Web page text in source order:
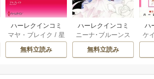
ハーレクインコミ
ックス セット 202
6年 vol.1002 1巻
マヤ・ブレイク / 星
野正美/ヘレン･ブ
ルックス/のわきね
ウェイ/一重夕子
無料立読み
ハーレクインコミ
ックス セット 202
6年 vol.1063 1巻
ニーナ･ブルーンス
/おおつきちずる/
レベッカ･ヨーク
ーディ/海野みつる
無料立読み
ハ
ッ
ケ
/
ザ